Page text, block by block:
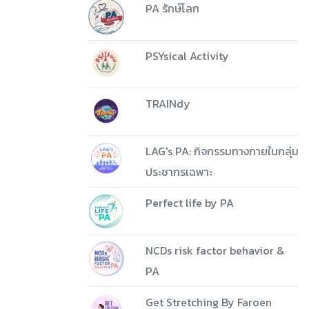
PA รักษ์โลก
PSYsical Activity
TRAINdy
LAG's PA: กิจกรรมทางกายในกลุ่ม
ประชากรเฉพาะ
Perfect life by PA
NCDs risk factor behavior &
PA
Get Stretching By Faroen